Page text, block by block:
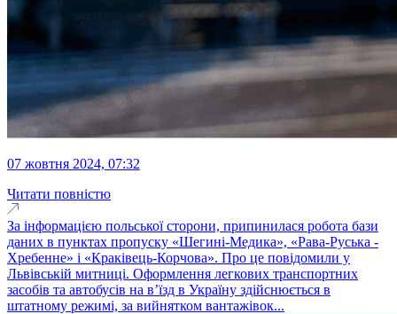
07 жовтня 2024, 07:32
Читати повністю
За інформацією польської сторони, припинилася робота бази
даних в пунктах пропуску «Шегині-Медика», «Рава-Руська -
Хребенне» і «Краківець-Корчова». Про це повідомили у
Львівській митниці. Оформлення легкових транспортних
засобів та автобусів на вʼїзд в Україну здійснюється в
штатному режимі, за вийнятком вантажівок...